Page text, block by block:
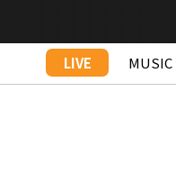
LIVE MUSIC